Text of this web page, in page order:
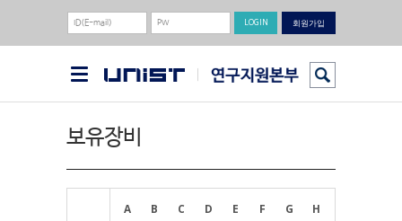
회원가입
보유장비
A B C D E F G
H